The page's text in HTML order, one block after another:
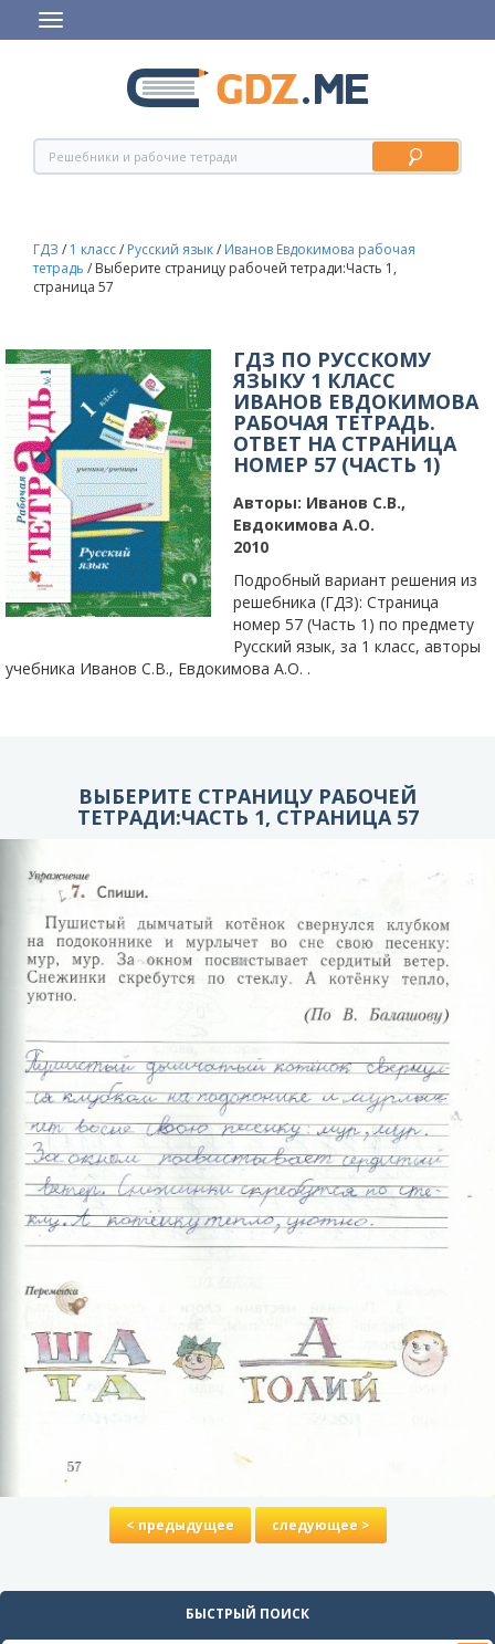
ГДЗ / 1 класс/ Русский язык/ Иванов Евдокимова рабочая
тетрадь / Выберите страницу рабочей тетради:Часть 1,
страница 57
ГДЗ ПО РУССКОМУ
ЯЗЫКУ 1 КЛАСС
ИВАНОВ ЕВДОКИМОВА
РАБОЧАЯ ТЕТРАДЬ.
ОТВЕТ НА СТРАНИЦА
НОМЕР 57 (ЧАСТЬ 1)
Авторы: Иванов С.В.,
Евдокимова А.О.
2010
Подробный вариант решения из
решебника (ГДЗ): Страница
номер 57 (Часть 1) по предмету
Русский язык, за 1 класс, авторы
учебника Иванов С.В., Евдокимова А.О. .
ВЫБЕРИТЕ СТРАНИЦУ РАБОЧЕЙ
ТЕТРАДИ:ЧАСТЬ 1, СТРАНИЦА 57
< предыдущее следующее >
БЫСТРЫЙ ПОИСК